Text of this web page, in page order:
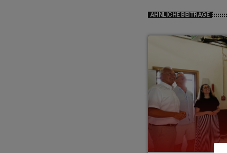
ÄHNLICHE BEITRÄGE